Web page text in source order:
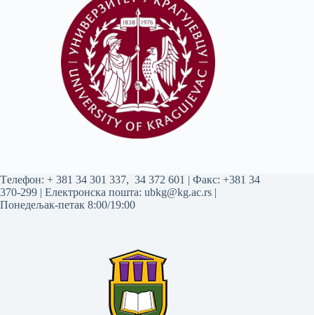
Tелефон: + 381 34 301 337, 34 372 601 | Факс: +381 34
370-299 | Електронска пошта: ubkg@kg.ac.rs |
Понедељак-петак 8:00/19:00